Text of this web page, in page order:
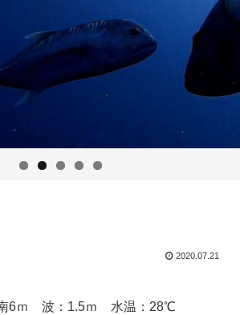
2020.07.21
6ｍ 波：1.5ｍ 水温：28℃